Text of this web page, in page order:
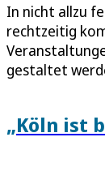
In nicht allzu
rechtzeitig
gestaltet
„Köln ist